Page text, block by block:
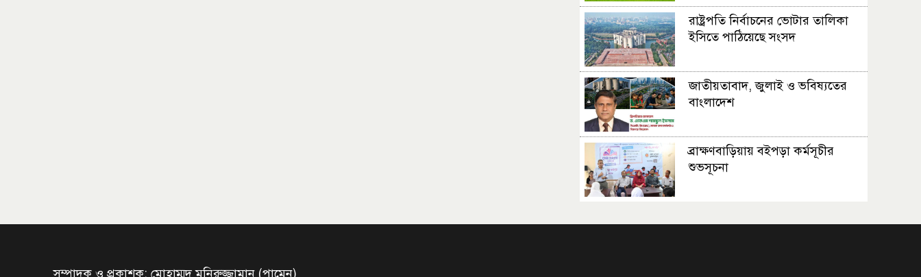
রাষ্ট্রপতি নির্বাচনের ভোটার তালিকা
ইসিতে পাঠিয়েছে সংসদ
জাতীয়তাবাদ, জুলাই ও ভবিষ্যতের
বাংলাদেশ
ব্রাক্ষণবাড়িয়ায় বইপড়া কর্মসূচীর
শুভসূচনা
সম্পাদক ও প্রকাশক: মোহাম্মদ মনিরুজ্জামান (পামেন)